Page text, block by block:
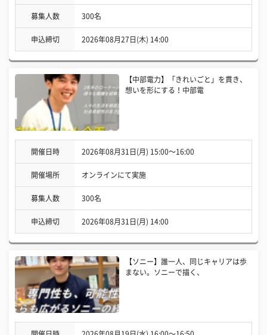
募集人数 300名
申込締切 2026年08月27日(木) 14:00
【中部電力】「きれいごと」を貫き、
想いを形にする！中部電
開催日時 2026年08月31日(月) 15:00〜16:00
開催場所 オンラインにて実施
募集人数 300名
申込締切 2026年08月31日(月) 14:00
【ソニー】誰一人、同じキャリアは歩
まない。ソニーで描く、